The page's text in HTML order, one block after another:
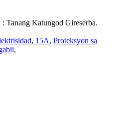
Tanang Katungod Gireserba.
, 15A, Proteksyon sa
,